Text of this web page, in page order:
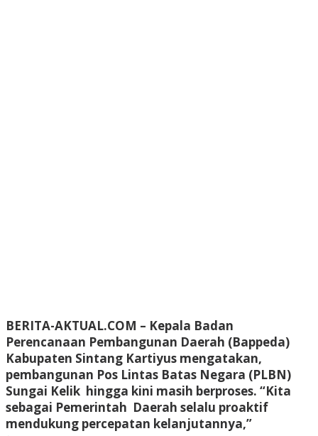
BERITA-AKTUAL.COM – Kepala Badan
Perencanaan Pembangunan Daerah (Bappeda)
Kabupaten Sintang Kartiyus mengatakan,
pembangunan Pos Lintas Batas Negara (PLBN)
Sungai Kelik hingga kini masih berproses. “Kita
sebagai Pemerintah Daerah selalu proaktif
mendukung percepatan kelanjutannya,”